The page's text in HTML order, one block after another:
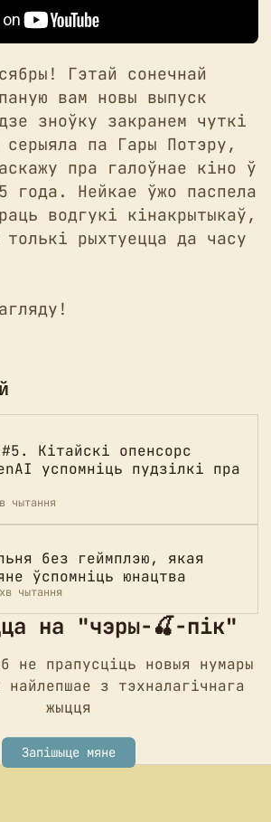
Гэтай сонечнай
вам новы выпуск
зноўку закранем чуткі
па Гары Потэру,
пра галоўнае кіно ў
года. Нейкае ўжо паспела
водгукі кінакрытыкаў,
толькі рыхтуецца да часу
Кітайскі опенсорс
успомніць пудзілкі пра
чытання
без геймплэю, якая
ўспомніць юнацтва
чытання
на "чэры-🍒-пік"
не прапусціць новыя нумары
найлепшае з тэхналагічнага
жыцця
Запішыце мяне